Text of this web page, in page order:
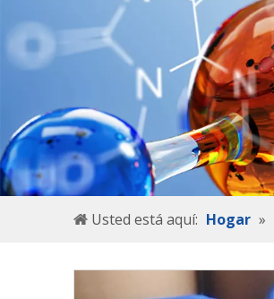
Usted está aquí: Hogar »